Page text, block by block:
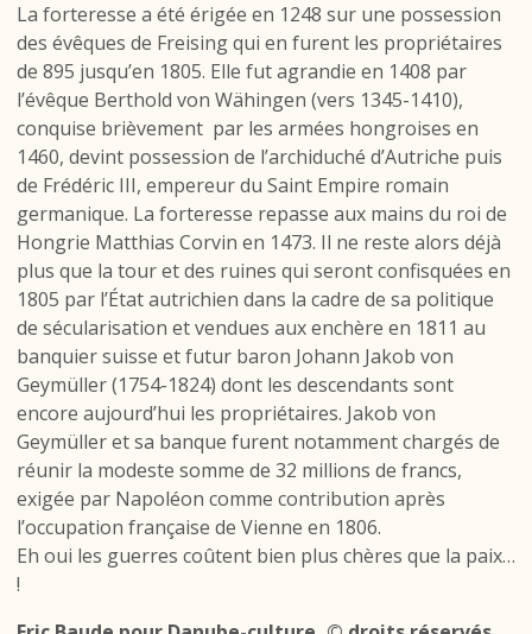
La forteresse a été érigée en 1248 sur une possession
des évêques de Freising qui en furent les propriétaires
de 895 jusqu’en 1805. Elle fut agrandie en 1408 par
l’évêque Berthold von Wähingen (vers 1345-1410),
conquise brièvement par les armées hongroises en
1460, devint possession de l’archiduché d’Autriche puis
de Frédéric III, empereur du Saint Empire romain
germanique. La forteresse repasse aux mains du roi de
Hongrie Matthias Corvin en 1473. Il ne reste alors déjà
plus que la tour et des ruines qui seront confisquées en
1805 par l’État autrichien dans la cadre de sa politique
de sécularisation et vendues aux enchère en 1811 au
banquier suisse et futur baron Johann Jakob von
Geymüller (1754-1824) dont les descendants sont
encore aujourd’hui les propriétaires. Jakob von
Geymüller et sa banque furent notamment chargés de
réunir la modeste somme de 32 millions de francs,
exigée par Napoléon comme contribution après
l’occupation française de Vienne en 1806.
Eh oui les guerres coûtent bien plus chères que la paix…
!